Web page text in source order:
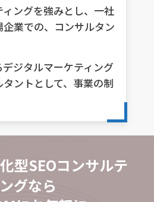
ングを強みとし、一社
業での、コンサルタン
ジタルマーケティング
ントとして、事業の制
型SEOコンサルテ
グなら